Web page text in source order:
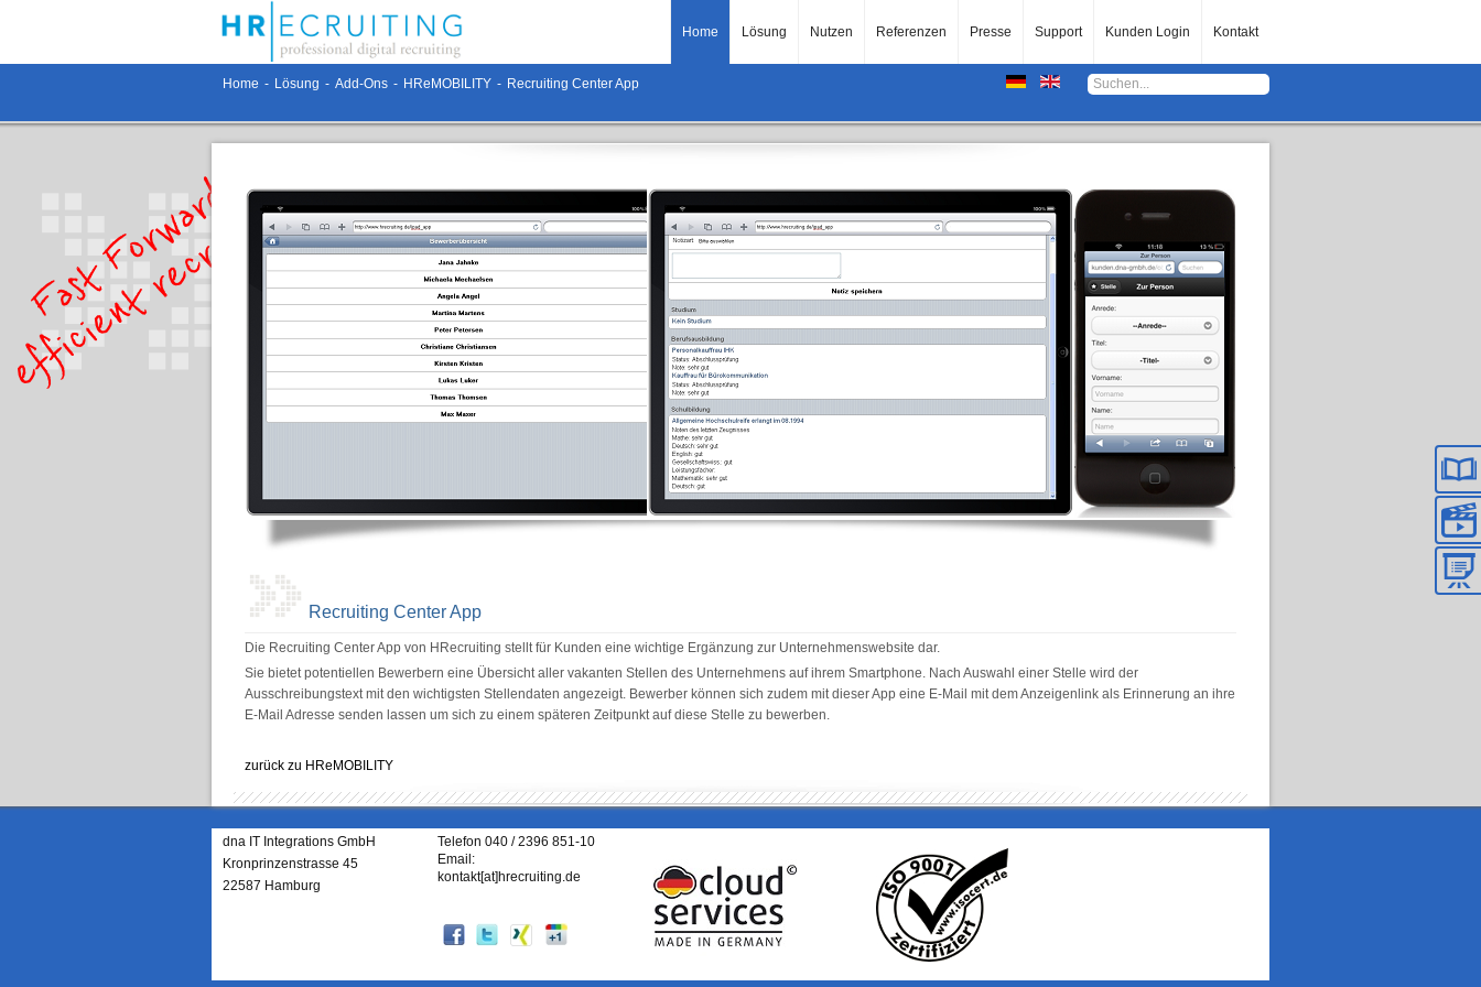
Home Lösung Nutzen Referenzen Presse Support Kunden Login Kontakt
Home - Lösung - Add-Ons - HReMOBILITY - Recruiting Center App
Recruiting Center App
Die Recruiting Center App von HRecruiting stellt für Kunden eine wichtige Ergänzung zur Unternehmenswebsite dar.
Sie bietet potentiellen Bewerbern eine Übersicht aller vakanten Stellen des Unternehmens auf ihrem Smartphone. Nach Auswahl einer Stelle wird der
Ausschreibungstext mit den wichtigsten Stellendaten angezeigt. Bewerber können sich zudem mit dieser App eine E-Mail mit dem Anzeigenlink als Erinnerung an ihre
E-Mail Adresse senden lassen um sich zu einem späteren Zeitpunkt auf diese Stelle zu bewerben.
zurück zu HReMOBILITY
dna IT Integrations GmbH
Kronprinzenstrasse 45
22587 Hamburg
Telefon 040 / 2396 851-10
Email:
kontakt[at]hrecruiting.de